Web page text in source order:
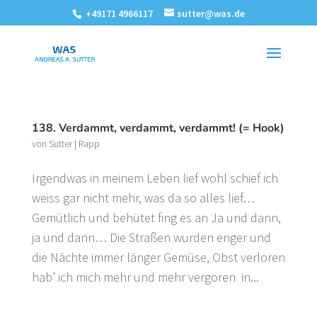
+49171 4966117 sutter@was.de
138. Verdammt, verdammt, verdammt! (= Hook)
von Sutter| Rapp
Irgendwas in meinem Leben lief wohl schief ich
weiss gar nicht mehr, was da so alles lief…
Gemütlich und behütet fing es an Ja und dann,
ja und dann… Die Straßen wurden enger und
die Nächte immer länger Gemüse, Obst verloren
hab’ ich mich mehr und mehr vergoren in...